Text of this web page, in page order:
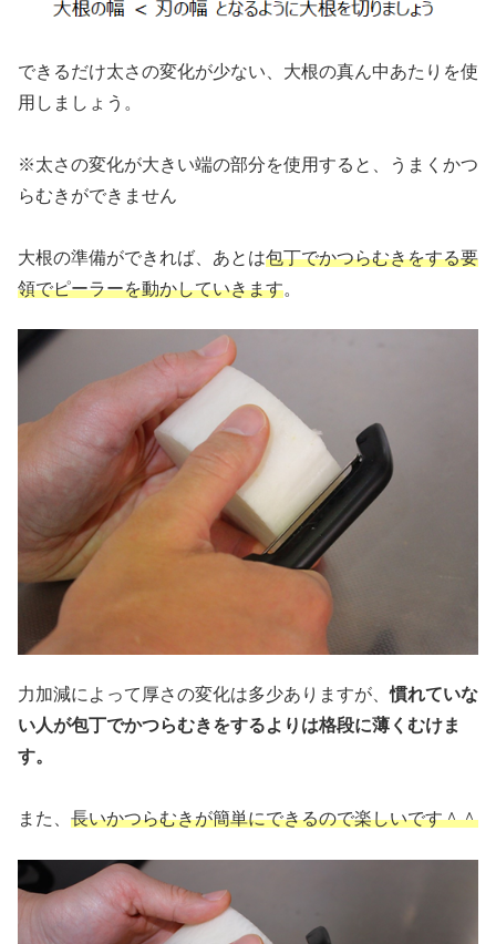
できるだけ太さの変化が少ない、大根の真ん中あたりを使
用しましょう。
※太さの変化が大きい端の部分を使用すると、うまくかつ
らむきができません
大根の準備ができれば、あとは包丁でかつらむきをする要
領でピーラーを動かしていきます。
力加減によって厚さの変化は多少ありますが、慣れていな
い人が包丁でかつらむきをするよりは格段に薄くむけま
す。
また、 長いかつらむきが簡単にできるので楽しいです＾＾